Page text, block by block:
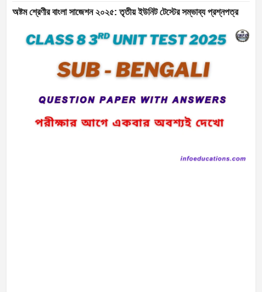
অষ্টম শ্রেণীর বাংলা সাজেশন ২০২৫: তৃতীয় ইউনিট টেস্টের সম্ভাব্য প্রশ্নপত্র